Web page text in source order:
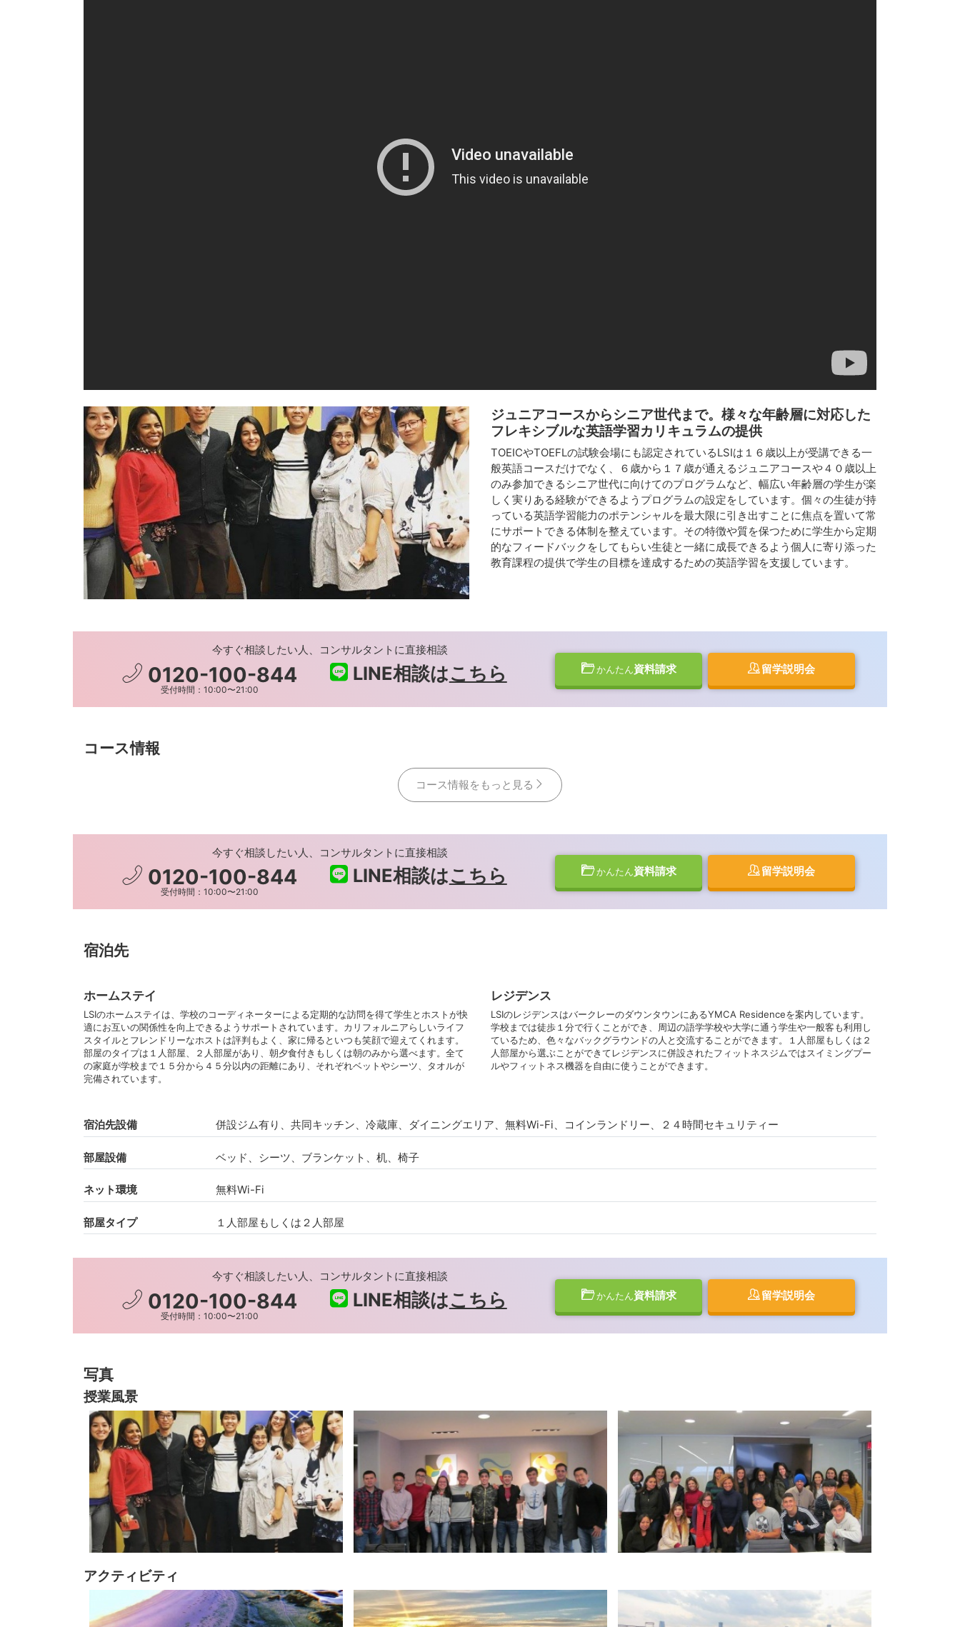
ジュニアコースからシニア世代まで。様々な年齢層に対応した
フレキシブルな英語学習カリキュラムの提供
TOEICやTOEFLの試験会場にも認定されているLSIは１６歳以上が受講できる一
般英語コースだけでなく、６歳から１７歳が通えるジュニアコースや４０歳以上
のみ参加できるシニア世代に向けてのプログラムなど、幅広い年齢層の学生が楽
しく実りある経験ができるようプログラムの設定をしています。個々の生徒が持
っている英語学習能力のポテンシャルを最大限に引き出すことに焦点を置いて常
にサポートできる体制を整えています。その特徴や質を保つために学生から定期
的なフィードバックをしてもらい生徒と一緒に成長できるよう個人に寄り添った
教育課程の提供で学生の目標を達成するための英語学習を支援しています。
かんたん資料請求 留学説明会
今すぐ相談したい人、コンサルタントに直接相談
0120-100-844
受付時間：10:00〜21:00
LINE相談はこちら
コース情報
コース情報をもっと見る
かんたん資料請求 留学説明会
今すぐ相談したい人、コンサルタントに直接相談
0120-100-844
受付時間：10:00〜21:00
LINE相談はこちら
宿泊先
ホームステイ
LSIのホームステイは、学校のコーディネーターによる定期的な訪問を得て学生とホストが快
適にお互いの関係性を向上できるようサポートされています。カリフォルニアらしいライフ
スタイルとフレンドリーなホストは評判もよく、家に帰るといつも笑顔で迎えてくれます。
部屋のタイプは１人部屋、２人部屋があり、朝夕食付きもしくは朝のみから選べます。全て
の家庭が学校まで１５分から４５分以内の距離にあり、それぞれベットやシーツ、タオルが
完備されています。
レジデンス
LSIのレジデンスはバークレーのダウンタウンにあるYMCA Residenceを案内しています。
学校までは徒歩１分で行くことができ、周辺の語学学校や大学に通う学生や一般客も利用し
ているため、色々なバックグラウンドの人と交流することができます。１人部屋もしくは２
人部屋から選ぶことができてレジデンスに併設されたフィットネスジムではスイミングプー
ルやフィットネス機器を自由に使うことができます。
宿泊先設備 併設ジム有り、共同キッチン、冷蔵庫、ダイニングエリア、無料Wi-Fi、コインランドリー、２４時間セキュリティー
部屋設備 ベッド、シーツ、ブランケット、机、椅子
ネット環境 無料Wi-Fi
部屋タイプ １人部屋もしくは２人部屋
かんたん資料請求 留学説明会
今すぐ相談したい人、コンサルタントに直接相談
0120-100-844
受付時間：10:00〜21:00
LINE相談はこちら
写真
授業風景
アクティビティ